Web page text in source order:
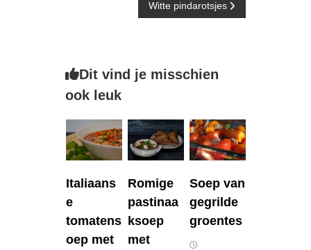
i
h
t
n
a
Witte pindarotsjes
Dit vind je misschien
ook leuk
Italiaans
e
tomatens
oep met
Romige
pastinaa
ksoep
met
Soep van
gegrilde
groentes